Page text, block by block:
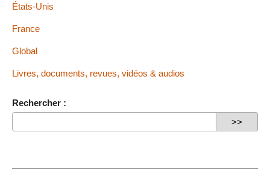
États-Unis
France
Global
Livres, documents, revues, vidéos & audios
Rechercher :